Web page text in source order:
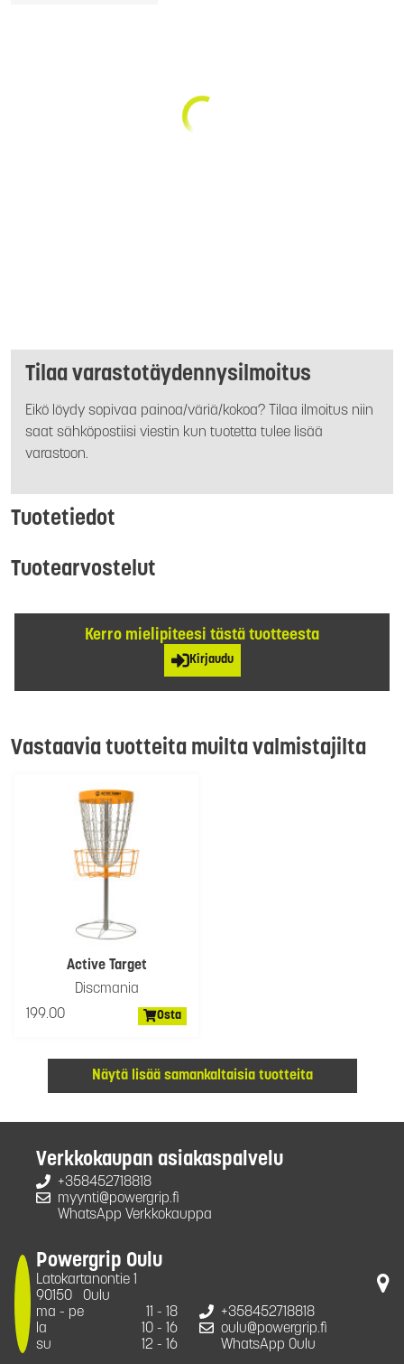
Tilaa varastotäydennysilmoitus
Eikö löydy sopivaa painoa/väriä/kokoa? Tilaa ilmoitus niin
saat sähköpostiisi viestin kun tuotetta tulee lisää
varastoon.
Tuotetiedot
Tuotearvostelut
Kerro mielipiteesi tästä tuotteesta
Kirjaudu
Vastaavia tuotteita muilta valmistajilta
Active Target
Discmania
199.00
Osta
Näytä lisää samankaltaisia tuotteita
Verkkokaupan asiakaspalvelu
+358452718818
myynti@powergrip.fi
WhatsApp Verkkokauppa
Powergrip Oulu
Latokartanontie 1
90150
Oulu
ma - pe
11 - 18
la
10 - 16
su
12 - 16
+358452718818
oulu@powergrip.fi
WhatsApp Oulu